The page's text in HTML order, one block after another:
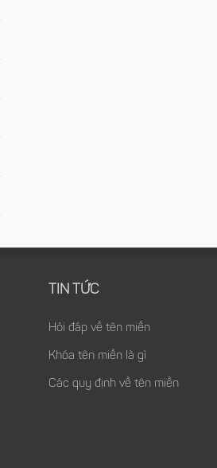
TIN TỨC
Hỏi đáp về tên miền
Khóa tên miền là gì
Các quy định về tên miền